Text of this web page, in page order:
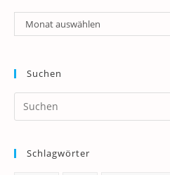
Archiv
Monat auswählen
Suchen
Schlagwörter